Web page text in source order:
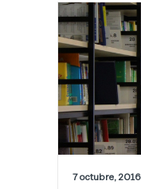
7 octubre, 2016